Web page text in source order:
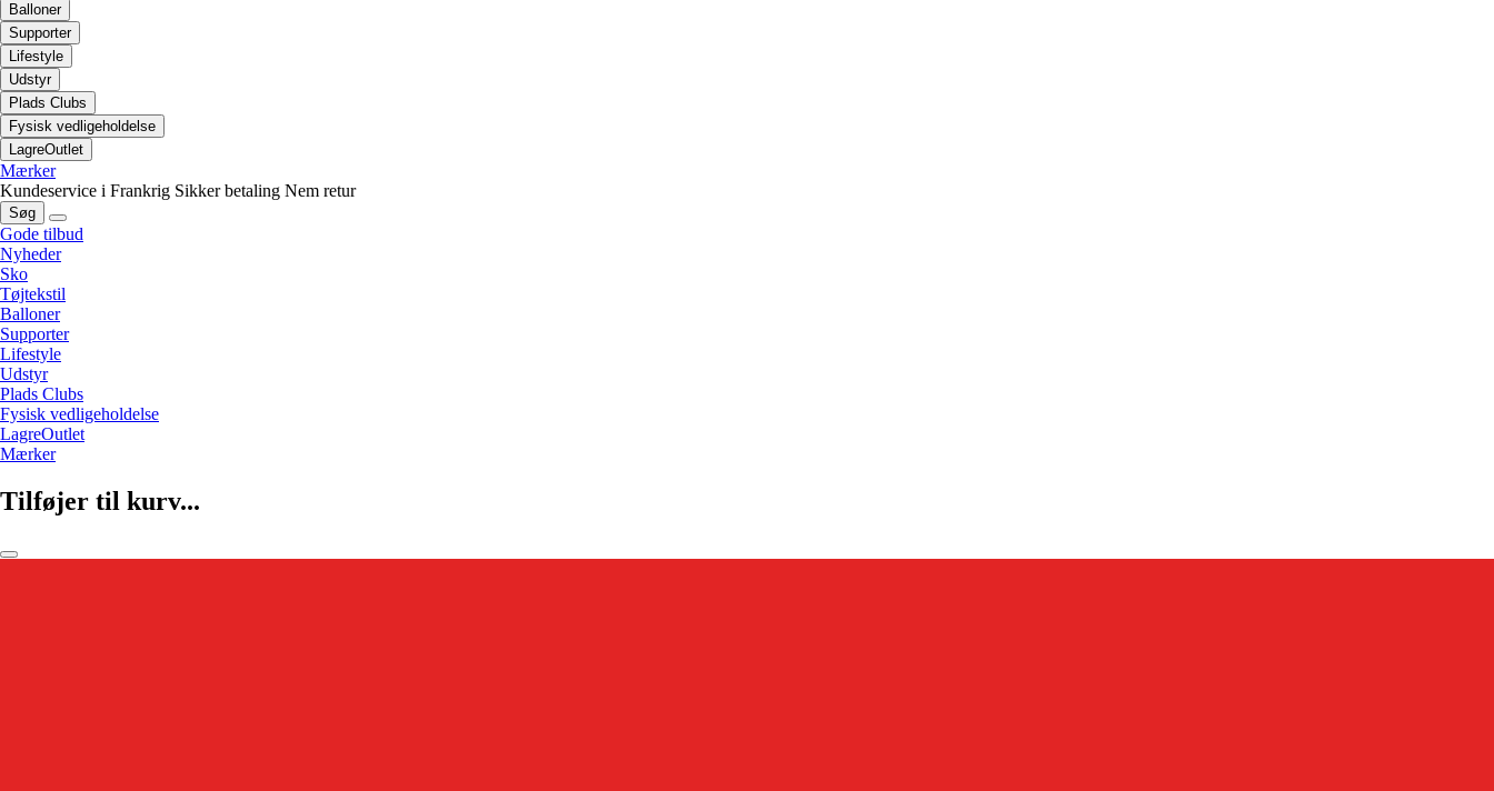
Balloner
Supporter
Lifestyle
Udstyr
Plads Clubs
Fysisk vedligeholdelse
LagreOutlet
Mærker
Kundeservice i Frankrig Sikker betaling Nem retur
Søg
Gode tilbud
Nyheder
Sko
Tøjtekstil
Balloner
Supporter
Lifestyle
Udstyr
Plads Clubs
Fysisk vedligeholdelse
LagreOutlet
Mærker
Tilføjer til kurv...